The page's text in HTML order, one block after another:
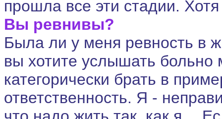
прошла все эти стадии.
Вы ревнивы?
Была ли у меня ревность в
вы хотите услышать больно
категорически брать в
ответственность. Я -